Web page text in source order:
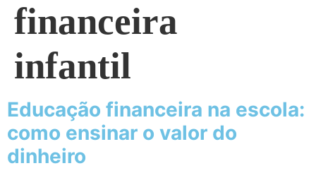
financeira
infantil
Educação financeira na escola:
como ensinar o valor do
dinheiro